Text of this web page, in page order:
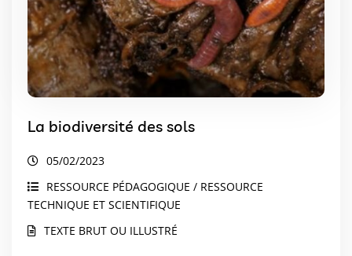
La biodiversité des sols
05/02/2023
RESSOURCE PÉDAGOGIQUE / RESSOURCE
TECHNIQUE ET SCIENTIFIQUE
TEXTE BRUT OU ILLUSTRÉ